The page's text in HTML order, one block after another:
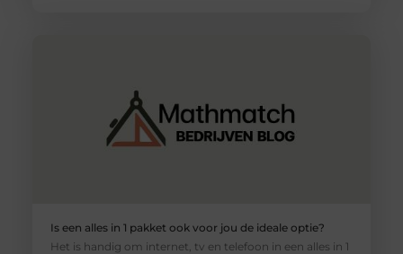
Is een alles in 1 pakket ook voor jou de ideale optie?
Het is handig om internet, tv en telefoon in een alles in 1